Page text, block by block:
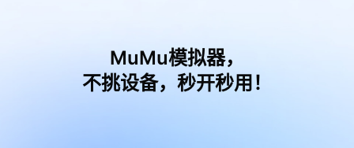
MuMu模拟器，
不挑设备，秒开秒用！